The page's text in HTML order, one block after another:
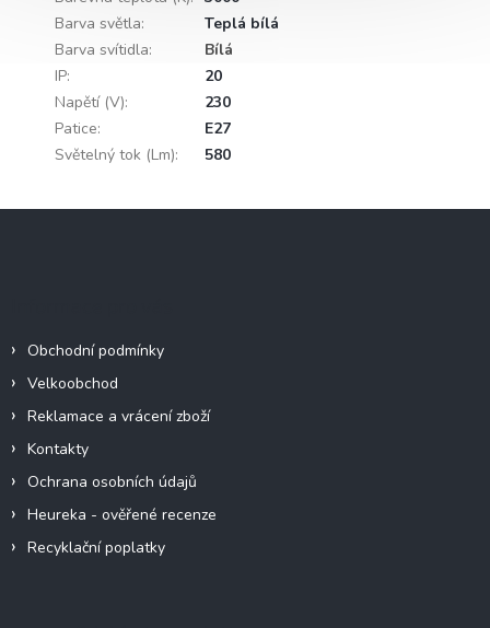
Barva světla:
Teplá bílá
Barva svítidla:
Bílá
IP:
20
Napětí (V):
230
Patice:
E27
Světelný tok (Lm): 580
Obchodní podmínky
Velkoobchod
Reklamace a vrácení zboží
Kontakty
Ochrana osobních údajů
Heureka - ověřené recenze
Recyklační poplatky